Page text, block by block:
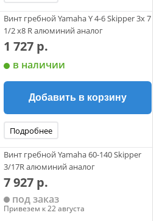
Винт гребной Yamaha Y 4-6 Skipper 3х 7
1/2 х8 R алюминий аналог
1 727 р.
в наличии
Добавить в корзину
Подробнее
Винт гребной Yamaha 60-140 Skipper
3/17R алюминий аналог
7 927 р.
под заказ
Привезем к 22 августа